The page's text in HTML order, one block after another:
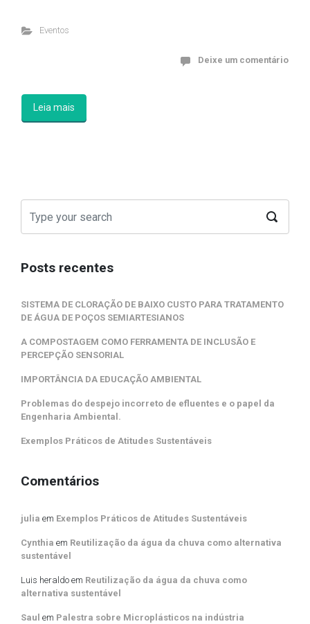
Eventos
Deixe um comentário
Leia mais
Posts recentes
SISTEMA DE CLORAÇÃO DE BAIXO CUSTO PARA TRATAMENTO
DE ÁGUA DE POÇOS SEMIARTESIANOS
A COMPOSTAGEM COMO FERRAMENTA DE INCLUSÃO E
PERCEPÇÃO SENSORIAL
IMPORTÂNCIA DA EDUCAÇÃO AMBIENTAL
Problemas do despejo incorreto de efluentes e o papel da
Engenharia Ambiental.
Exemplos Práticos de Atitudes Sustentáveis
Comentários
julia em Exemplos Práticos de Atitudes Sustentáveis
Cynthia em Reutilização da água da chuva como alternativa
sustentável
Luis heraldo em Reutilização da água da chuva como
alternativa sustentável
Saul em Palestra sobre Microplásticos na indústria